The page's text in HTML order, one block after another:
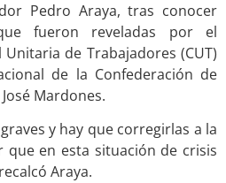
Pedro Araya, tras conocer
fueron reveladas por el
de Trabajadores (CUT)
de la Confederación de
Mardones.
y hay que corregirlas a la
que en esta situación de crisis
Araya.